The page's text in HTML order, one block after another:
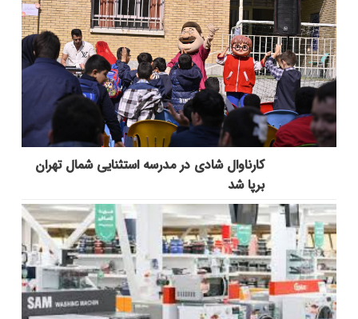
کارناوال شادی در مدرسه استثنایی شمال تهران
برپا شد